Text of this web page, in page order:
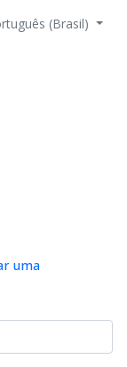
(Brasil)
uma